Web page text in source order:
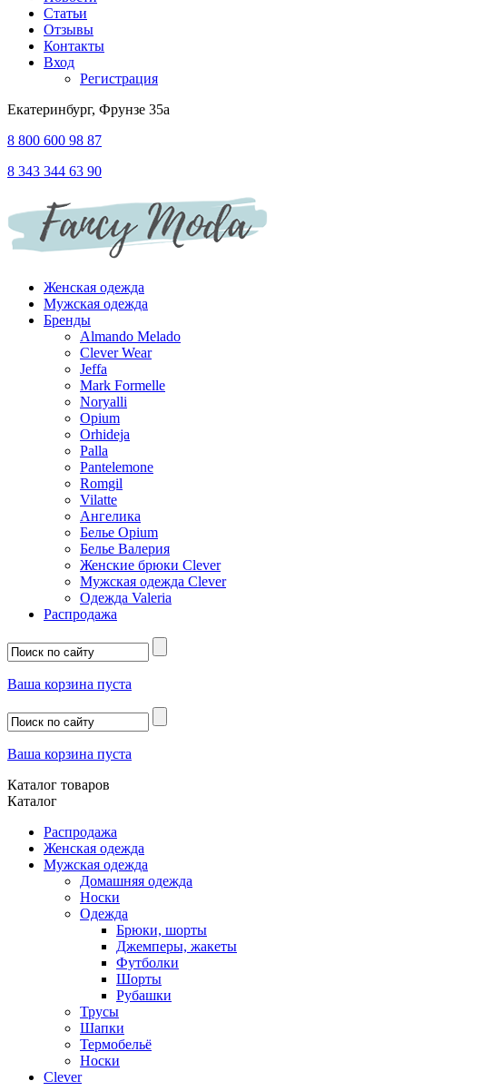
Статьи
Отзывы
Контакты
Вход
Регистрация
Екатеринбург, Фрунзе 35а
8 800 600 98 87
8 343 344 63 90
Женская одежда
Мужская одежда
Бренды
Almando Melado
Clever Wear
Jeffa
Mark Formelle
Noryalli
Opium
Orhideja
Palla
Pantelemone
Romgil
Vilatte
Ангелика
Белье Opium
Белье Валерия
Женские брюки Clever
Мужская одежда Clever
Одежда Valeria
Распродажа
Ваша корзина пуста
Ваша корзина пуста
Каталог товаров
Каталог
Распродажа
Женская одежда
Мужская одежда
Домашняя одежда
Носки
Одежда
Брюки, шорты
Джемперы, жакеты
Футболки
Шорты
Рубашки
Трусы
Шапки
Термобельё
Носки
Clever